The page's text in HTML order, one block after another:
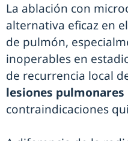
La ablación con
alternativa eficaz en
de pulmón,
inoperables en
de recurrencia local
lesiones pulmonares
contraindicaciones